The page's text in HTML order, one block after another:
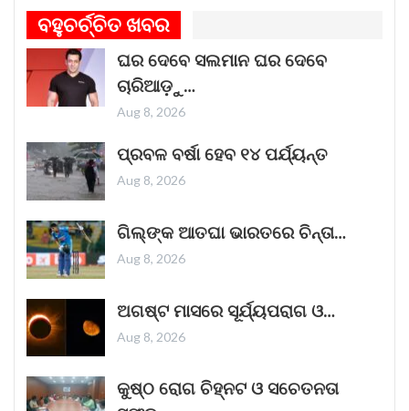
ଗୀତଟି କାନରେ ପଡ଼ିଲେ, ଆଖି ଆଗରେ ନାଚିଯାଏ
ଓଡ଼ିଶାର ନୌବାଣିଜ୍ୟ ପରମ୍ପରା । ଓଡ଼ିଶାର ପ୍ରାଚୀନ
ନାମ କଳିଙ୍ଗ । ପ୍ରାଚୀନ କଳିଙ୍ଗକୁ ସମୃଦ୍ଧ କରିଥିଲା
ନୌବାଣିଜ୍ୟ
November 1, 2025
“ଥମ୍ମା”ର ଏହି ରାକ୍ଷସ ଦର୍ଶକଙ୍କ ହୃଦୟ ଜିତିବାରେ
ଲାଗିଛି
ଭୟଙ୍କର ଜଗତର ନୂତନ ଚଳଚ୍ଚିତ୍ର 'ଥମ୍ମା'
ଦର୍ଶକଙ୍କୁ ପ୍ରଭାବିତ କରିବାରେ ସଫଳ ହୋଇଛି।
ଦୀପାବଳିର ପରଦିନ ଜୋରଦାର ଆରମ୍ଭ ହୋଇଥିବା ଏହି
ଫିଲ୍ମଟି ସପ୍ତାହର କାର୍ଯ୍ୟ ଦିବସଗୁଡ଼ିକରେ
October 25, 2025
ବହୁଚର୍ଚ୍ଚିତ ଖବର
ଘର ଦେବେ ସଲମାନ ଘର ଦେବେ
ଚାରିଆଡ଼ୁ…
Aug 8, 2026
ପ୍ରବଳ ବର୍ଷା ହେବ ୧୪ ପର୍ଯ୍ୟନ୍ତ
Aug 8, 2026
ଗିଲ୍‌ଙ୍କ ଆତଘା ଭାରତରେ ଚିନ୍ତା…
Aug 8, 2026
ଅଗଷ୍ଟ ମାସରେ ସୂର୍ଯ୍ୟପରାଗ ଓ…
Aug 8, 2026
କୁଷ୍ଠ ରୋଗ ଚିହ୍ନଟ ଓ ସଚେତନତା